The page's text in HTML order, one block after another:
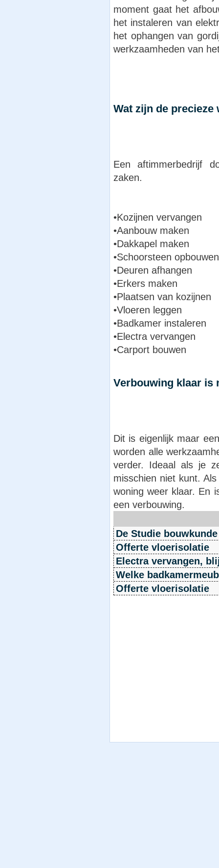
moment gaat het
het instaleren van
het ophangen van
werkzaamheden van
Wat zijn de
Een aftimmerbedrijf
zaken.
•Kozijnen vervangen
•Aanbouw maken
•Dakkapel maken
•Schoorsteen opbouwen
•Deuren afhangen
•Erkers maken
•Plaatsen van kozijnen
•Vloeren leggen
•Badkamer instaleren
•Electra vervangen
•Carport bouwen
Verbouwing klaar is
Dit is eigenlijk maar
worden alle
verder. Ideaal als je
misschien niet kunt.
woning weer klaar. En
een verbouwing.
De Studie
Offerte vloerisolatie
Electra vervangen,
Welke
Offerte vloerisolatie